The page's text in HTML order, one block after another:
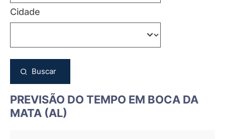
Cidade
Buscar
PREVISÃO DO TEMPO EM BOCA DA
MATA (AL)